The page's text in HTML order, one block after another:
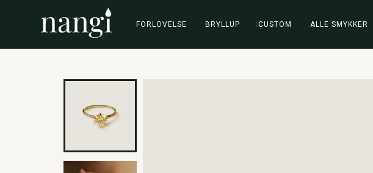
FORLOVELSE BRYLLUP CUSTOM ALLE SMYKKER